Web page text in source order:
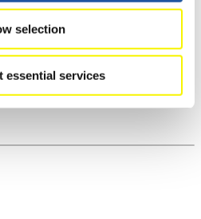
selection
essential services
sowie Richtlinien zu
Fairplay einsehen, Ergebnislisten